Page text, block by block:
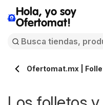
Hola, yo soy
Ofertomat!
Ofertomat.mx |